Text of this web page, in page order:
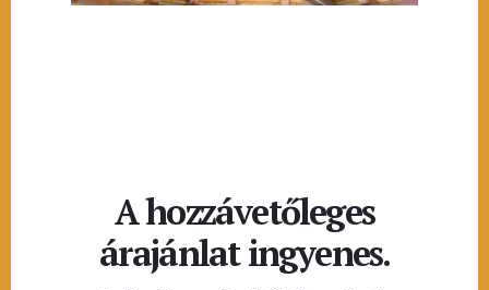
A hozzávetőleges
árajánlat ingyenes.